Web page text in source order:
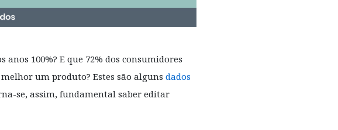
100%? E que 72% dos consumidores
um produto? Estes são alguns dados
se, assim, fundamental saber editar